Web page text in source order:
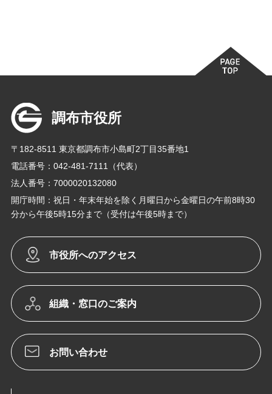
調布市役所
〒182-8511 東京都調布市小島町2丁目35番地1
電話番号：042-481-7111（代表）
法人番号：7000020132080
開庁時間：祝日・年末年始を除く月曜日から金曜日の午前8時30
分から午後5時15分まで（受付は午後5時まで）
市役所へのアクセス
組織・窓口のご案内
お問い合わせ